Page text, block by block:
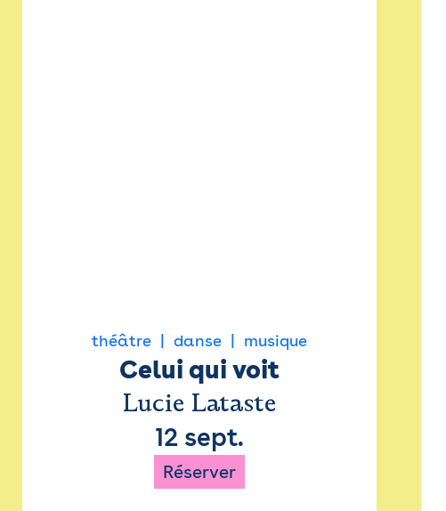
théâtre danse musique
Celui qui voit
Lucie Lataste
12 sept.
Réserver